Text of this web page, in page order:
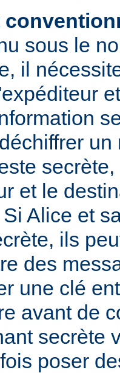
sous le
il
et le
Alice et
ils
des
une clé
avant de
secrète
poser